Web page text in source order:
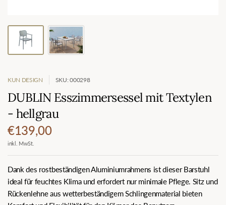
KUN DESIGN SKU: 000298
DUBLIN Esszimmersessel mit Textylen
- hellgrau
€139,00
inkl. MwSt.
Dank des rostbeständigen Aluminiumrahmens ist dieser Barstuhl
ideal für feuchtes Klima und erfordert nur minimale Pflege. Sitz und
Rückenlehne aus wetterbeständigem Schlingenmaterial bieten